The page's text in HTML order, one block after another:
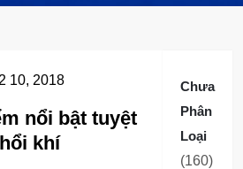
10, 2018
nổi bật tuyệt
khí
Chưa
Phân
Loại
160160